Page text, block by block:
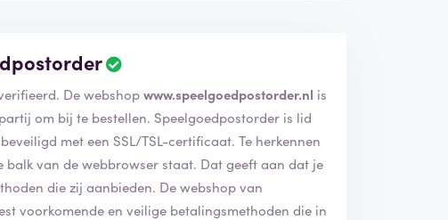
Wij hebben het bedrijf Speelgoedpostorder geverifieerd. De webshopwww.speelgoedpostorder.nl is
Speelgoedpostorder is lid
met een SSL/TSL-certificaat. Te herkennen
staat. Dat geeft aan dat je
aanbieden. De webshop van
voorkomende en veilige betalingsmethoden die in